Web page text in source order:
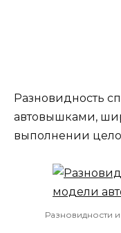
Разновидность
автовышками,
выполнении
Разновидности